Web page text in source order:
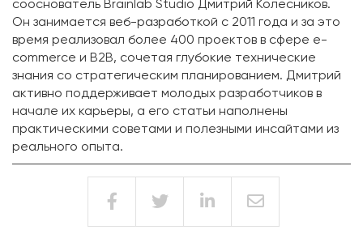
сооснователь Brainlab Studio Дмитрий Колесников.
Он занимается веб-разработкой с 2011 года и за это
время реализовал более 400 проектов в сфере e-
commerce и B2B, сочетая глубокие технические
знания со стратегическим планированием. Дмитрий
активно поддерживает молодых разработчиков в
начале их карьеры, а его статьи наполнены
практическими советами и полезными инсайтами из
реального опыта.